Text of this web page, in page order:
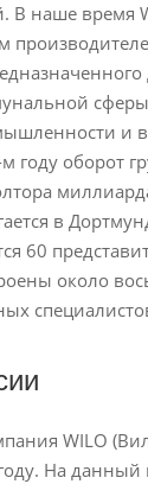
В наше время
и
году оборот
в
60
около
WILO
На данный